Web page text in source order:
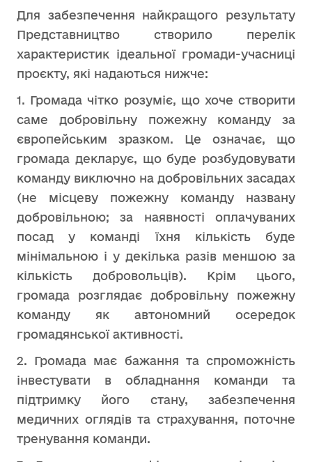
Для забезпечення найкращого результату
Представництво створило перелік
характеристик ідеальної громади-учасниці
проєкту, які надаються нижче:
1. Громада чітко розуміє, що хоче створити
саме добровільну пожежну команду за
європейським зразком. Це означає, що
громада декларує, що буде розбудовувати
команду виключно на добровільних засадах
(не місцеву пожежну команду названу
добровільною; за наявності оплачуваних
посад у команді їхня кількість буде
мінімальною і у декілька разів меншою за
кількість добровольців). Крім цього,
громада розглядає добровільну пожежну
команду як автономний осередок
громадянської активності.
2. Громада має бажання та спроможність
інвестувати в обладнання команди та
підтримку його стану, забезпечення
медичних оглядів та страхування, поточне
тренування команди.